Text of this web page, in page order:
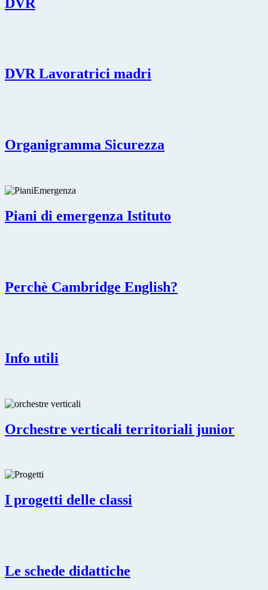
DVR Lavoratrici madri
Organigramma Sicurezza
Piani di emergenza Istituto
Perchè Cambridge English?
Info utili
Orchestre verticali territoriali junior
I progetti delle classi
Le schede didattiche